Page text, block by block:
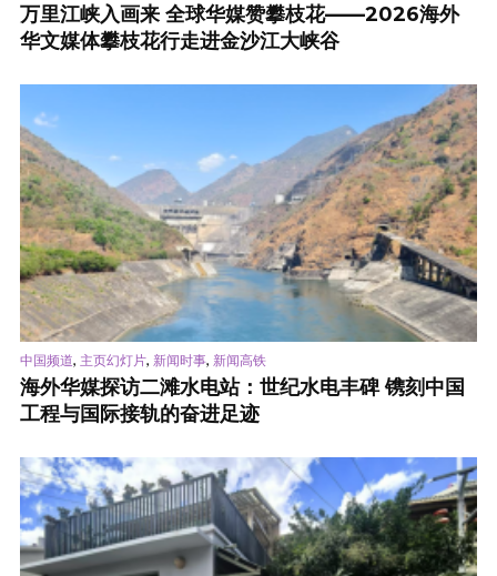
万里江峡入画来 全球华媒赞攀枝花——2026海外
华文媒体攀枝花行走进金沙江大峡谷
中国频道, 主页幻灯片, 新闻时事, 新闻高铁
海外华媒探访二滩水电站：世纪水电丰碑 镌刻中国
工程与国际接轨的奋进足迹